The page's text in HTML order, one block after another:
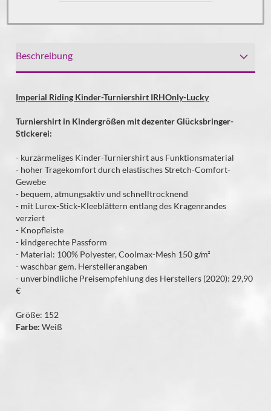
Beschreibung
Imperial Riding Kinder-Turniershirt IRHOnly-Lucky
Turniershirt in Kindergrößen mit dezenter Glücksbringer-
Stickerei:
- kurzärmeliges Kinder-Turniershirt aus Funktionsmaterial
- hoher Tragekomfort durch elastisches Stretch-Comfort-
Gewebe
- bequem, atmungsaktiv und schnelltrocknend
- mit Lurex-Stick-Kleeblättern entlang des Kragenrandes
verziert
- Knopfleiste
- kindgerechte Passform
- Material: 100% Polyester, Coolmax-Mesh 150 g/m²
- waschbar gem. Herstellerangaben
- unverbindliche Preisempfehlung des Herstellers (2020): 29,90
€
Größe: 152
Farbe: Weiß